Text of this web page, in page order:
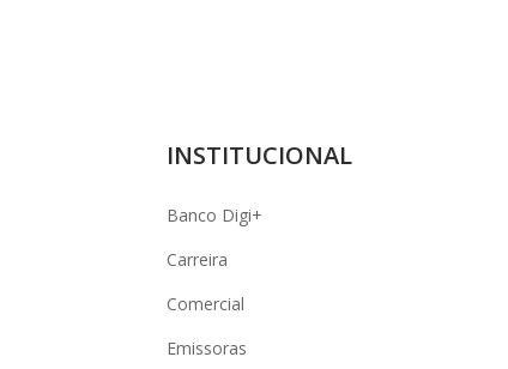
INSTITUCIONAL
Banco Digi+
Carreira
Comercial
Emissoras